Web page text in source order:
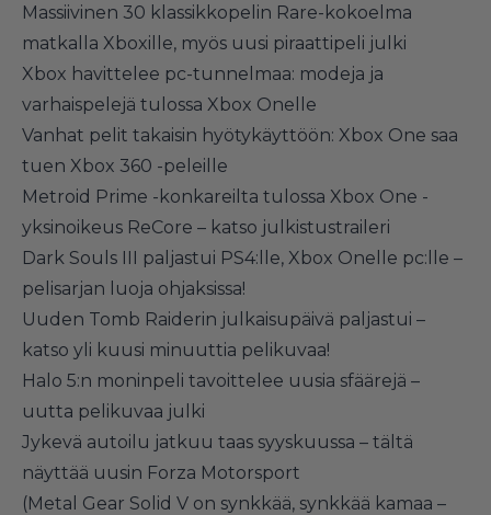
Massiivinen 30 klassikkopelin Rare-kokoelma
matkalla Xboxille, myös uusi piraattipeli julki
Xbox havittelee pc-tunnelmaa: modeja ja
varhaispelejä tulossa Xbox Onelle
Vanhat pelit takaisin hyötykäyttöön: Xbox One saa
tuen Xbox 360 -peleille
Metroid Prime -konkareilta tulossa Xbox One -
yksinoikeus ReCore – katso julkistustraileri
Dark Souls III paljastui PS4:lle, Xbox Onelle pc:lle –
pelisarjan luoja ohjaksissa!
Uuden Tomb Raiderin julkaisupäivä paljastui –
katso yli kuusi minuuttia pelikuvaa!
Halo 5:n moninpeli tavoittelee uusia sfäärejä –
uutta pelikuvaa julki
Jykevä autoilu jatkuu taas syyskuussa – tältä
näyttää uusin Forza Motorsport
(Metal Gear Solid V on synkkää, synkkää kamaa –